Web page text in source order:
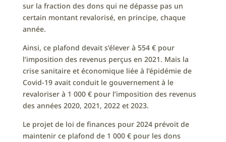
sur la fraction des dons qui ne dépasse pas un
certain montant revalorisé, en principe, chaque
année.
Ainsi, ce plafond devait s’élever à 554 € pour
l’imposition des revenus perçus en 2021. Mais la
crise sanitaire et économique liée à l’épidémie de
Covid-19 avait conduit le gouvernement à le
revaloriser à 1 000 € pour l’imposition des revenus
des années 2020, 2021, 2022 et 2023.
Le projet de loi de finances pour 2024 prévoit de
maintenir ce plafond de 1 000 € pour les dons